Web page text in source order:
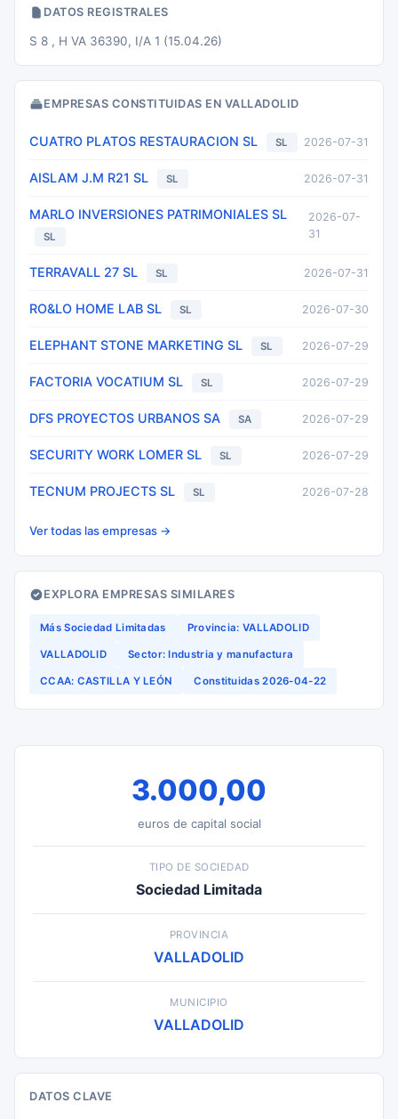
DATOS REGISTRALES
S 8 , H VA 36390, I/A 1 (15.04.26)
EMPRESAS CONSTITUIDAS EN VALLADOLID
CUATRO PLATOS RESTAURACION SL SL 2026-07-31
AISLAM J.M R21 SL SL 2026-07-31
MARLO INVERSIONES PATRIMONIALES SL
SL
2026-07-
31
TERRAVALL 27 SL SL 2026-07-31
RO&LO HOME LAB SL SL 2026-07-30
ELEPHANT STONE MARKETING SL SL 2026-07-29
FACTORIA VOCATIUM SL SL 2026-07-29
DFS PROYECTOS URBANOS SA SA 2026-07-29
SECURITY WORK LOMER SL SL 2026-07-29
TECNUM PROJECTS SL SL 2026-07-28
Ver todas las empresas →
EXPLORA EMPRESAS SIMILARES
Más Sociedad Limitadas Provincia: VALLADOLID
VALLADOLID Sector: Industria y manufactura
CCAA: CASTILLA Y LEÓN Constituidas 2026-04-22
3.000,00
euros de capital social
TIPO DE SOCIEDAD
Sociedad Limitada
PROVINCIA
VALLADOLID
MUNICIPIO
VALLADOLID
DATOS CLAVE